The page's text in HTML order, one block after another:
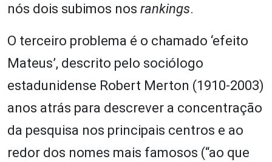
nós dois subimos nos rankings.
O terceiro problema é o chamado ‘efeito
Mateus’, descrito pelo sociólogo
estadunidense Robert Merton (1910-2003)
anos atrás para descrever a concentração
da pesquisa nos principais centros e ao
redor dos nomes mais famosos (“ao que